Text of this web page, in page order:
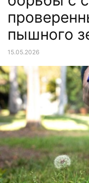
пышного
15.05.2026